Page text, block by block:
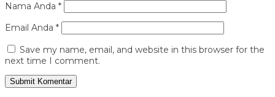
Nama Anda *
Email Anda *
Save my name, email, and website in this browser for the
next time I comment.